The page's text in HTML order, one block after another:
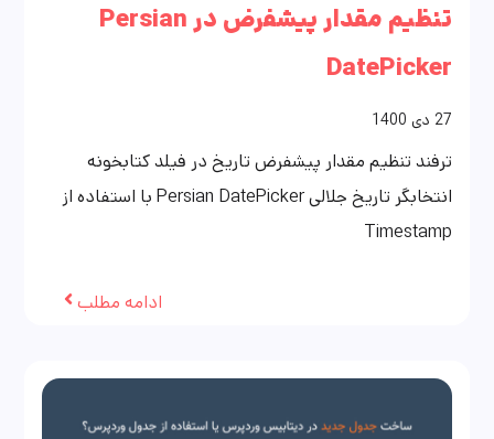
تنظیم مقدار پیشفرض در Persian
DatePicker
27 دی 1400
ترفند تنظیم مقدار پیشفرض تاریخ در فیلد کتابخونه
انتخابگر تاریخ جلالی Persian DatePicker با استفاده از
Timestamp
ادامه مطلب